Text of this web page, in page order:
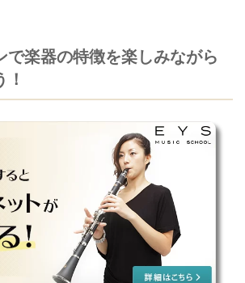
で楽器の特徴を楽しみながら